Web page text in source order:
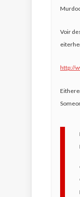
Voir
http://